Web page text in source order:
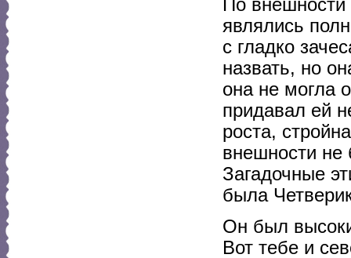
По внешности
являлись
с гладко
назвать, но
она не могла
придавал ей
роста,
внешности не
Загадочные
была
Он был
Вот тебе и